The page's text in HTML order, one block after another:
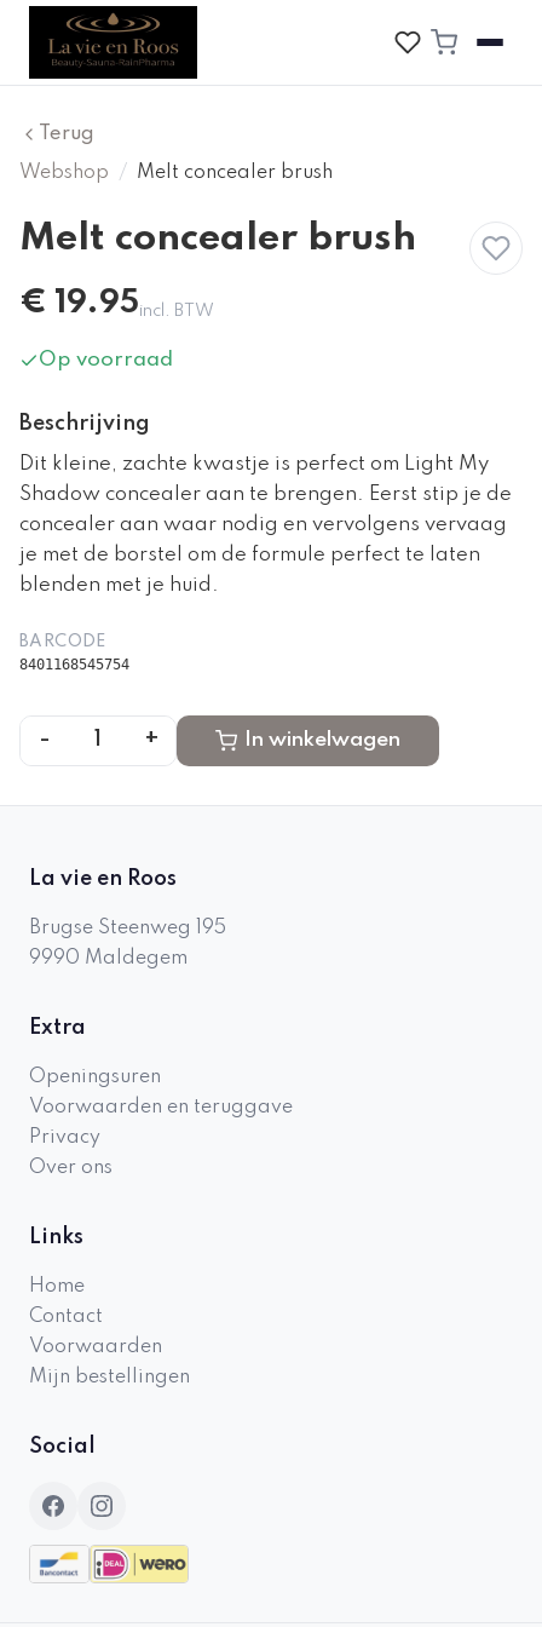
Terug
Webshop
/ Melt concealer brush
Melt concealer brush
€ 19.95incl. BTW
Op voorraad
Beschrijving
Dit kleine, zachte kwastje is perfect om Light My
Shadow concealer aan te brengen. Eerst stip je de
concealer aan waar nodig en vervolgens vervaag
je met de borstel om de formule perfect te laten
blenden met je huid.
BARCODE
8401168545754
- + In winkelwagen
La vie en Roos
Brugse Steenweg 195
9990 Maldegem
Extra
Openingsuren
Voorwaarden en teruggave
Privacy
Over ons
Links
Home
Contact
Voorwaarden
Mijn bestellingen
Social